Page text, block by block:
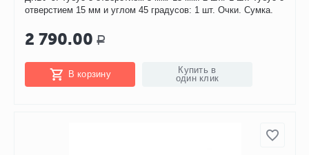
отверстием 15 мм и углом 45 градусов: 1 шт. Очки. Сумка.
2 790.00 Р
В корзину
Купить в
один клик